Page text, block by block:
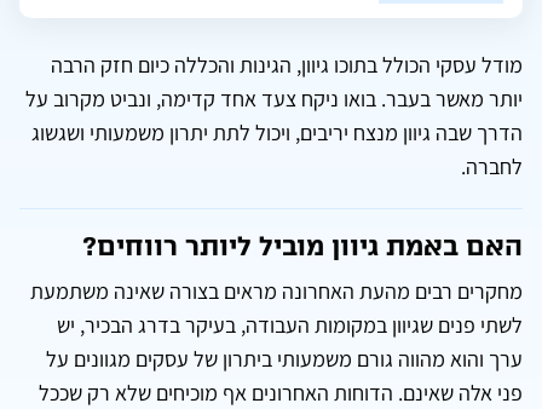
מודל עסקי הכולל בתוכו גיוון, הגינות והכללה כיום חזק הרבה
יותר מאשר בעבר. בואו ניקח צעד אחד קדימה, ונביט מקרוב על
הדרך שבה גיוון מנצח יריבים, ויכול לתת יתרון משמעותי ושגשוג
לחברה.
האם באמת גיוון מוביל ליותר רווחים?
מחקרים רבים מהעת האחרונה מראים בצורה שאינה משתמעת
לשתי פנים שגיוון במקומות העבודה, בעיקר בדרג הבכיר, יש
ערך והוא מהווה גורם משמעותי ביתרון של עסקים מגוונים על
פני אלה שאינם. הדוחות האחרונים אף מוכיחים שלא רק שככל